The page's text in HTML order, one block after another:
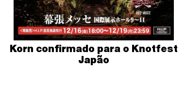
Korn confirmado para o Knotfest
Japão